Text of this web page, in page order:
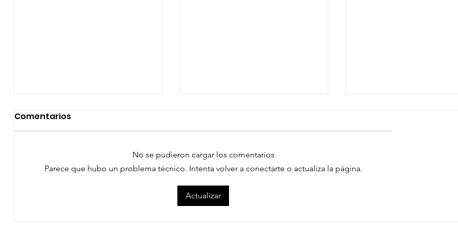
LA NEGOCIACION - DATOS
CURIOSOS por LIZ GIL
Comentarios
No se pudieron cargar los comentarios
Parece que hubo un problema técnico. Intenta volver a conectarte o actualiza la página.
Actualizar